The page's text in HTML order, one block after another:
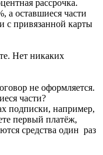
рассрочка.
а оставшиеся части
с привязанной карты
Нет никаких
не оформляется.
части?
подписки, например,
первый платёж,
средства один раз